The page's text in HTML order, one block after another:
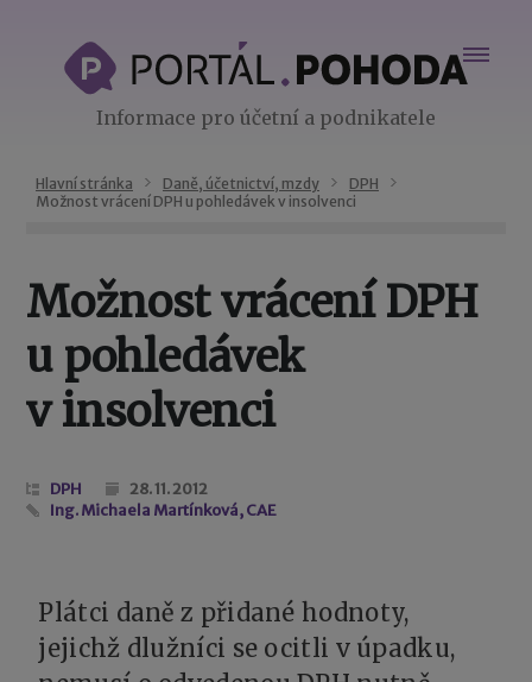
Informace pro účetní a podnikatele
Hlavní stránka Daně, účetnictví, mzdy
DPH
Možnost vrácení DPH u pohledávek v insolvenci
Možnost vrácení DPH
u pohledávek
v insolvenci
DPH
28. 11. 2012
Ing. Michaela Martínková, CAE
Plátci daně z přidané hodnoty,
jejichž dlužníci se ocitli v úpadku,